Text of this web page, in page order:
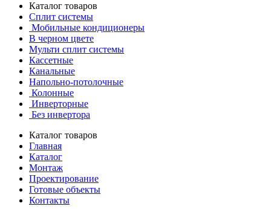
Каталог товаров
Сплит системы
Мобильные кондиционеры
В черном цвете
Мульти сплит системы
Кассетные
Канальные
Напольно-потолочные
Колонные
Инверторные
Без инвертора
Каталог товаров
Главная
Каталог
Монтаж
Проектирование
Готовые объекты
Контакты